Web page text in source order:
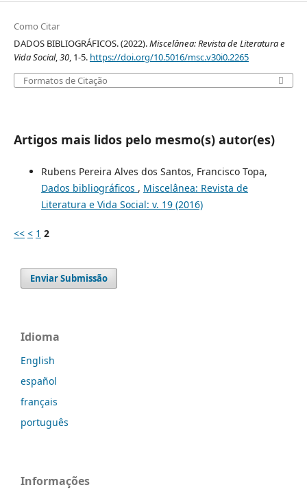
Como Citar
DADOS BIBLIOGRÁFICOS. (2022).Miscelânea: Revista de Literatura e
Vida Social,30, 1-5. https://doi.org/10.5016/msc.v30i0.2265
Formatos de Citação
Artigos mais lidos pelo mesmo(s) autor(es)
Rubens Pereira Alves dos Santos, Francisco Topa,
Dados bibliográficos , Miscelânea: Revista de
Literatura e Vida Social: v. 19 (2016)
<< < 1 2
Enviar Submissão
Idioma
English
español
français
português
Informações